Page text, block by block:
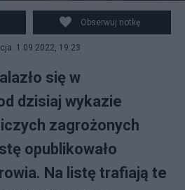
Fot: PAP/Grzegorz
Obserwuj notkę
1.09.2022, 19:23
się w
dzisiaj wykazie
zagrożonych
opublikowało
Na listę trafiają te